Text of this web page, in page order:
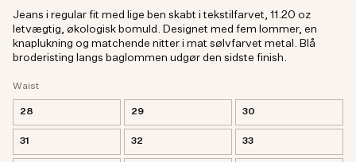
Waist
28 29 30
31 32 33
Jeans i regular fit med lige ben skabt i tekstilfarvet, 11.20 oz
letvægtig, økologisk bomuld. Designet med fem lommer, en
knaplukning og matchende nitter i mat sølvfarvet metal. Blå
broderisting langs baglommen udgør den sidste finish.